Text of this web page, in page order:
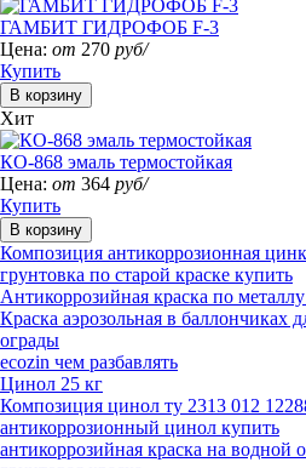
ГАМБИТ ГИДРОФОБ F-3
Цена: от 270 руб/
Купить
Хит
КО-868 эмаль термостойкая
Цена: от 364 руб/
Купить
Композиция антикоррозионная
грунтовка по старой краске купить
Антикоррозийная краска по
Краска аэрозольная в баллончиках
ограды
ecozin чем разбавлять
Цинол 25 кг
Композиция цинол ту 2313 012
антикоррозионный цинол купить
антикоррозийная краска на водной